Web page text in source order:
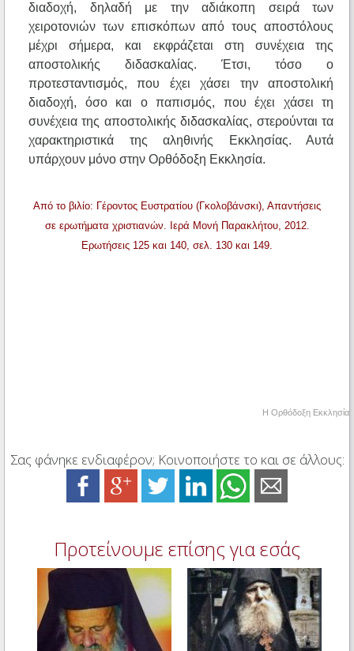
διαδοχή, δηλαδή με την αδιάκοπη σειρά των
χειροτονιών των επισκόπων από τους αποστόλους
μέχρι σήμερα, και εκφράζεται στη συνέχεια της
αποστολικής διδασκαλίας. Έτσι, τόσο ο
προτεσταντισμός, που έχει χάσει την αποστολική
διαδοχή, όσο και ο παπισμός, που έχει χάσει τη
συνέχεια της αποστολικής διδασκαλίας, στερούνται τα
χαρακτηριστικά της αληθινής Εκκλησίας. Αυτά
υπάρχουν μόνο στην Ορθόδοξη Εκκλησία.
Από το βιλίο: Γέροντος Ευστρατίου (Γκολοβάνσκι), Απαντήσεις
σε ερωτήματα χριστιανών. Ιερά Μονή Παρακλήτου, 2012.
Ερωτήσεις 125 και 140, σελ. 130 και 149.
Η Ορθόδοξη Εκκλησία
Σας φάνηκε ενδιαφέρον; Κοινοποιήστε το και σε άλλους:
Προτείνουμε επίσης για εσάς